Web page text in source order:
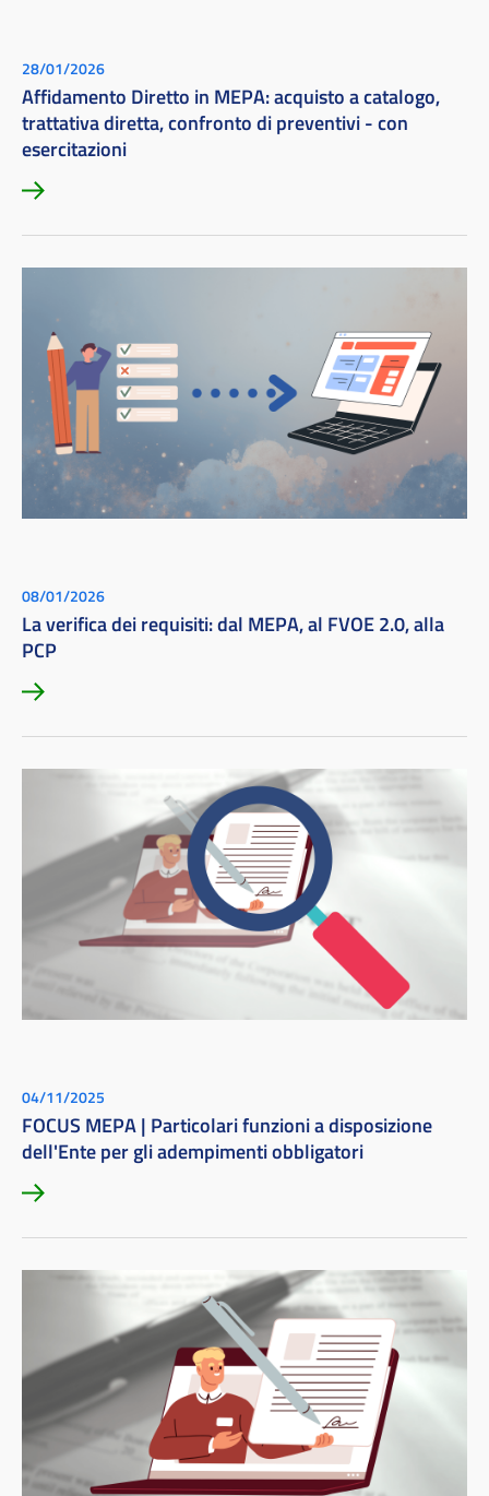
28/01/2026
Affidamento Diretto in MEPA: acquisto a catalogo,
trattativa diretta, confronto di preventivi - con
esercitazioni
08/01/2026
La verifica dei requisiti: dal MEPA, al FVOE 2.0, alla
PCP
04/11/2025
FOCUS MEPA | Particolari funzioni a disposizione
dell'Ente per gli adempimenti obbligatori